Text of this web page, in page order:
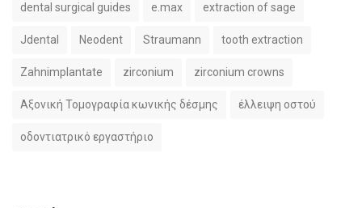
dental surgical guides e.max extraction of sage
Jdental Neodent Straumann tooth extraction
Zahnimplantate zirconium zirconium crowns
Αξονική Τομογραφία κωνικής δέσμης έλλειψη οστού
οδοντιατρικό εργαστήριο